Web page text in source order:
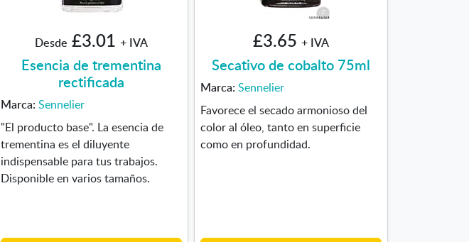
Desde £3.01 + IVA
Esencia de trementina
rectificada
Marca: Sennelier
"El producto base". La esencia de
trementina es el diluyente
indispensable para tus trabajos.
Disponible en varios tamaños.
£3.65 + IVA
Secativo de cobalto 75ml
Marca: Sennelier
Favorece el secado armonioso del
color al óleo, tanto en superficie
como en profundidad.